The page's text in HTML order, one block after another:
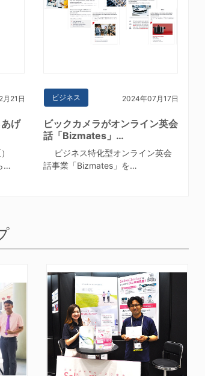
21日
げ
…
ビジネス 2024年07月17日
ビックカメラがオンライン英会
話「Bizmates」…
ビジネス特化型オンライン英会
話事業「Bizmates」を…